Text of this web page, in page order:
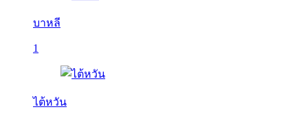
บาหลี
1
ไต้หวัน